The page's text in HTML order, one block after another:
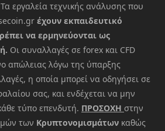
εργαλεία τεχνικής ανάλυσης που
έχουν εκπαιδευτικό
να ερμηνεύονται ως
Οι συναλλαγές σε forex και CFD
απώλειας λόγω της ύπαρξης
η οποία μπορεί να οδηγήσει σε
σας, και ενδέχεται να μην
τύπο επενδυτή. ΠΡΟΣΟΧΗ στην
των Κρυπτονομισμάτων καθώς